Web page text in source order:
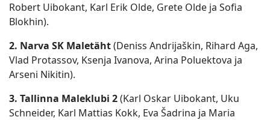
Robert Uibokant, Karl Erik Olde, Grete Olde ja Sofia
Blokhin).
2. Narva SK Maletäht(Deniss Andrijaškin, Rihard Aga,
Vlad Protassov, Ksenja Ivanova, Arina Poluektova ja
Arseni Nikitin).
3. Tallinna Maleklubi 2(Karl Oskar Uibokant, Uku
Schneider, Karl Mattias Kokk, Eva Šadrina ja Maria